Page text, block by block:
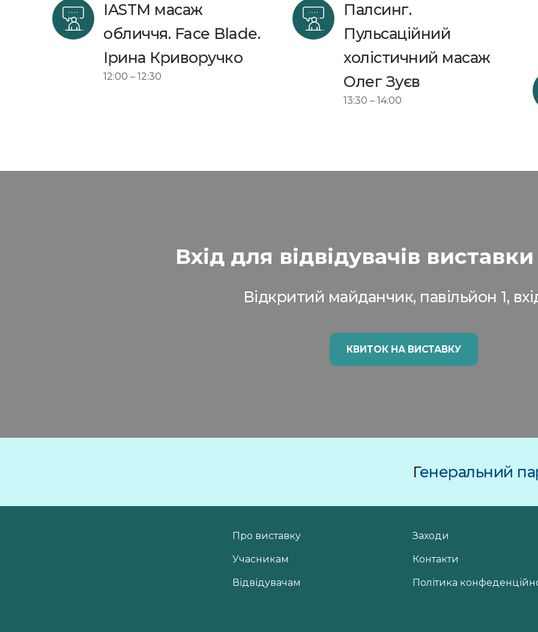
IASTM масаж
обличчя. Face Blade.
Ірина Криворучко
12:00 – 12:30
Палсинг.
Пульсаційний
холістичний масаж
Олег Зуєв
13:30 – 14:00
Вхід для відвідувачів
Відкритий майданчик, павільйон 1,
КВИТОК НА ВИСТАВКУ
Генеральний
Про виставку
Учасникам
Відвідувачам
Заходи
Контакти
Політика